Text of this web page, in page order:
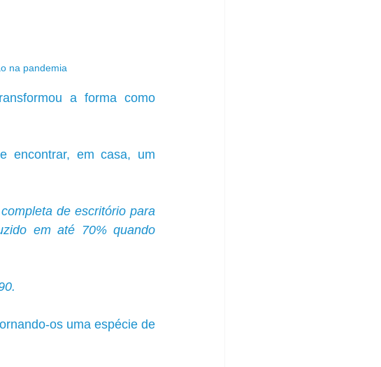
na pandemia
a forma como
encontrar, em casa, um
de escritório para
em até 70% quando
os uma espécie de